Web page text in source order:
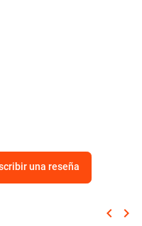
una reseña
keyboard_arrow_left keyboard_arrow_right